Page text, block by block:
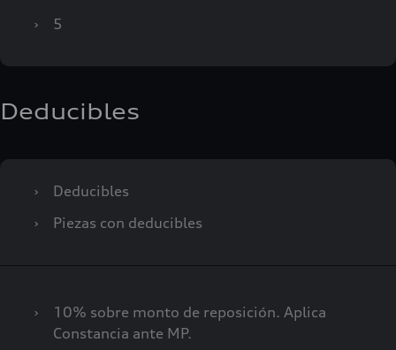
›
5
Deducibles
›
Deducibles
›
Piezas con deducibles
›
10% sobre monto de reposición. Aplica
Constancia ante MP.